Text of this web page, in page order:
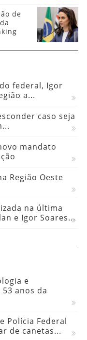
de
federal, Igor
a...
caso seja
mandato
Região Oeste
na última
e Igor Soares...
e
anos da
Polícia Federal
de canetas...